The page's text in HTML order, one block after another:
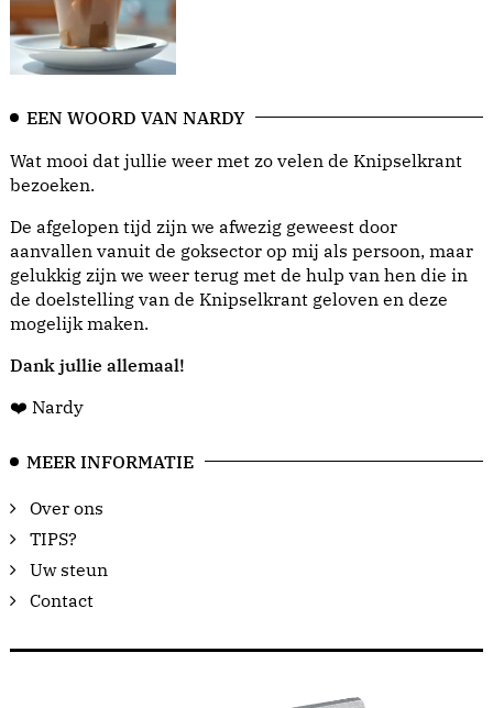
EEN WOORD VAN NARDY
Wat mooi dat jullie weer met zo velen de Knipselkrant
bezoeken.
De afgelopen tijd zijn we afwezig geweest door
aanvallen vanuit de goksector op mij als persoon, maar
gelukkig zijn we weer terug met de hulp van hen die in
de doelstelling van de Knipselkrant geloven en deze
mogelijk maken.
Dank jullie allemaal!
❤️ Nardy
MEER INFORMATIE
Over ons
TIPS?
Uw steun
Contact